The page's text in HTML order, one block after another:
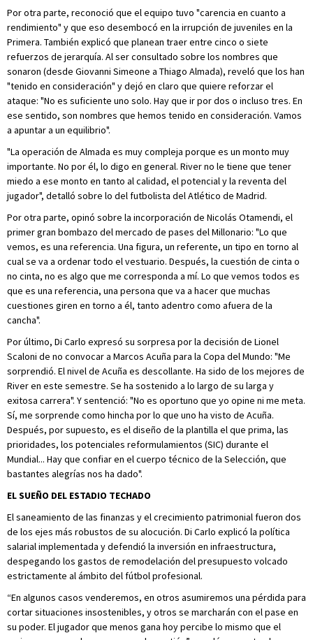
Por otra parte, reconoció que el equipo tuvo "carencia en cuanto a
rendimiento" y que eso desembocó en la irrupción de juveniles en la
Primera. También explicó que planean traer entre cinco o siete
refuerzos de jerarquía. Al ser consultado sobre los nombres que
sonaron (desde Giovanni Simeone a Thiago Almada), reveló que los han
"tenido en consideración" y dejó en claro que quiere reforzar el
ataque: "No es suficiente uno solo. Hay que ir por dos o incluso tres. En
ese sentido, son nombres que hemos tenido en consideración. Vamos
a apuntar a un equilibrio".
"La operación de Almada es muy compleja porque es un monto muy
importante. No por él, lo digo en general. River no le tiene que tener
miedo a ese monto en tanto al calidad, el potencial y la reventa del
jugador", detalló sobre lo del futbolista del Atlético de Madrid.
Por otra parte, opinó sobre la incorporación de Nicolás Otamendi, el
primer gran bombazo del mercado de pases del Millonario: "Lo que
vemos, es una referencia. Una figura, un referente, un tipo en torno al
cual se va a ordenar todo el vestuario. Después, la cuestión de cinta o
no cinta, no es algo que me corresponda a mí. Lo que vemos todos es
que es una referencia, una persona que va a hacer que muchas
cuestiones giren en torno a él, tanto adentro como afuera de la
cancha".
Por último, Di Carlo expresó su sorpresa por la decisión de Lionel
Scaloni de no convocar a Marcos Acuña para la Copa del Mundo: "Me
sorprendió. El nivel de Acuña es descollante. Ha sido de los mejores de
River en este semestre. Se ha sostenido a lo largo de su larga y
exitosa carrera". Y sentenció: "No es oportuno que yo opine ni me meta.
Sí, me sorprende como hincha por lo que uno ha visto de Acuña.
Después, por supuesto, es el diseño de la plantilla el que prima, las
prioridades, los potenciales reformulamientos (SIC) durante el
Mundial... Hay que confiar en el cuerpo técnico de la Selección, que
bastantes alegrías nos ha dado".
EL SUEÑO DEL ESTADIO TECHADO
El saneamiento de las finanzas y el crecimiento patrimonial fueron dos
de los ejes más robustos de su alocución. Di Carlo explicó la política
salarial implementada y defendió la inversión en infraestructura,
despegando los gastos de remodelación del presupuesto volcado
estrictamente al ámbito del fútbol profesional.
“En algunos casos venderemos, en otros asumiremos una pérdida para
cortar situaciones insostenibles, y otros se marcharán con el pase en
su poder. El jugador que menos gana hoy percibe lo mismo que el